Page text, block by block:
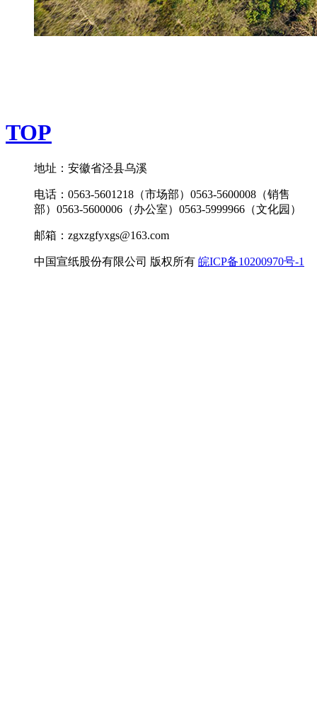
TOP
地址：安徽省泾县乌溪
电话：0563-5601218（市场部）0563-5600008（销售
部）0563-5600006（办公室）0563-5999966（文化园）
邮箱：zgxzgfyxgs@163.com
中国宣纸股份有限公司 版权所有 皖ICP备10200970号-1